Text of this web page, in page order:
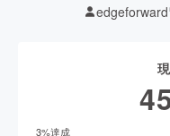
edgeforward
3%達成